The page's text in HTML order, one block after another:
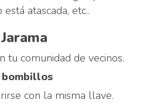
atascada, etc..
tu comunidad de vecinos.
bombillos
con la misma llave.